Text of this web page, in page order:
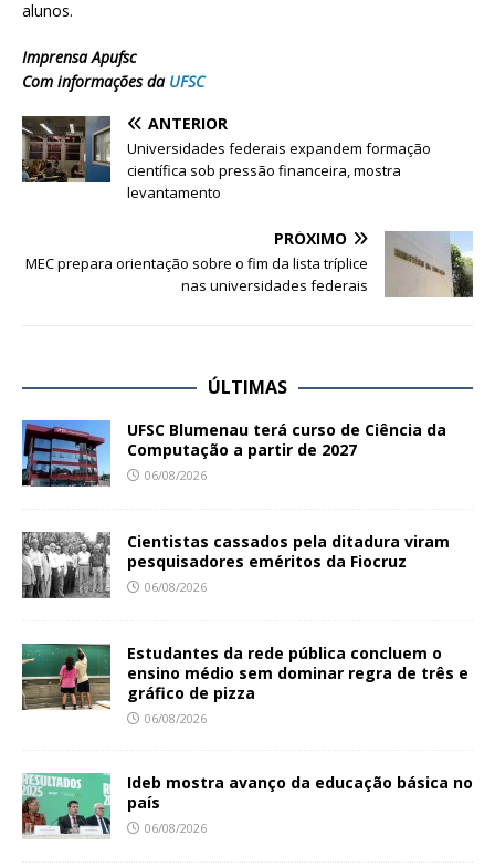
alunos.
Imprensa Apufsc
Com informações da UFSC
ANTERIOR
Universidades federais expandem formação
científica sob pressão financeira, mostra
levantamento
PRÓXIMO
MEC prepara orientação sobre o fim da lista tríplice
nas universidades federais
ÚLTIMAS
UFSC Blumenau terá curso de Ciência da
Computação a partir de 2027
06/08/2026
Cientistas cassados pela ditadura viram
pesquisadores eméritos da Fiocruz
06/08/2026
Estudantes da rede pública concluem o
ensino médio sem dominar regra de três e
gráfico de pizza
06/08/2026
Ideb mostra avanço da educação básica no
país
06/08/2026